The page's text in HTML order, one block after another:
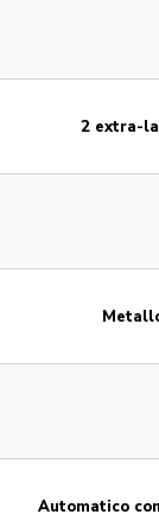
2 extra-
Automatico